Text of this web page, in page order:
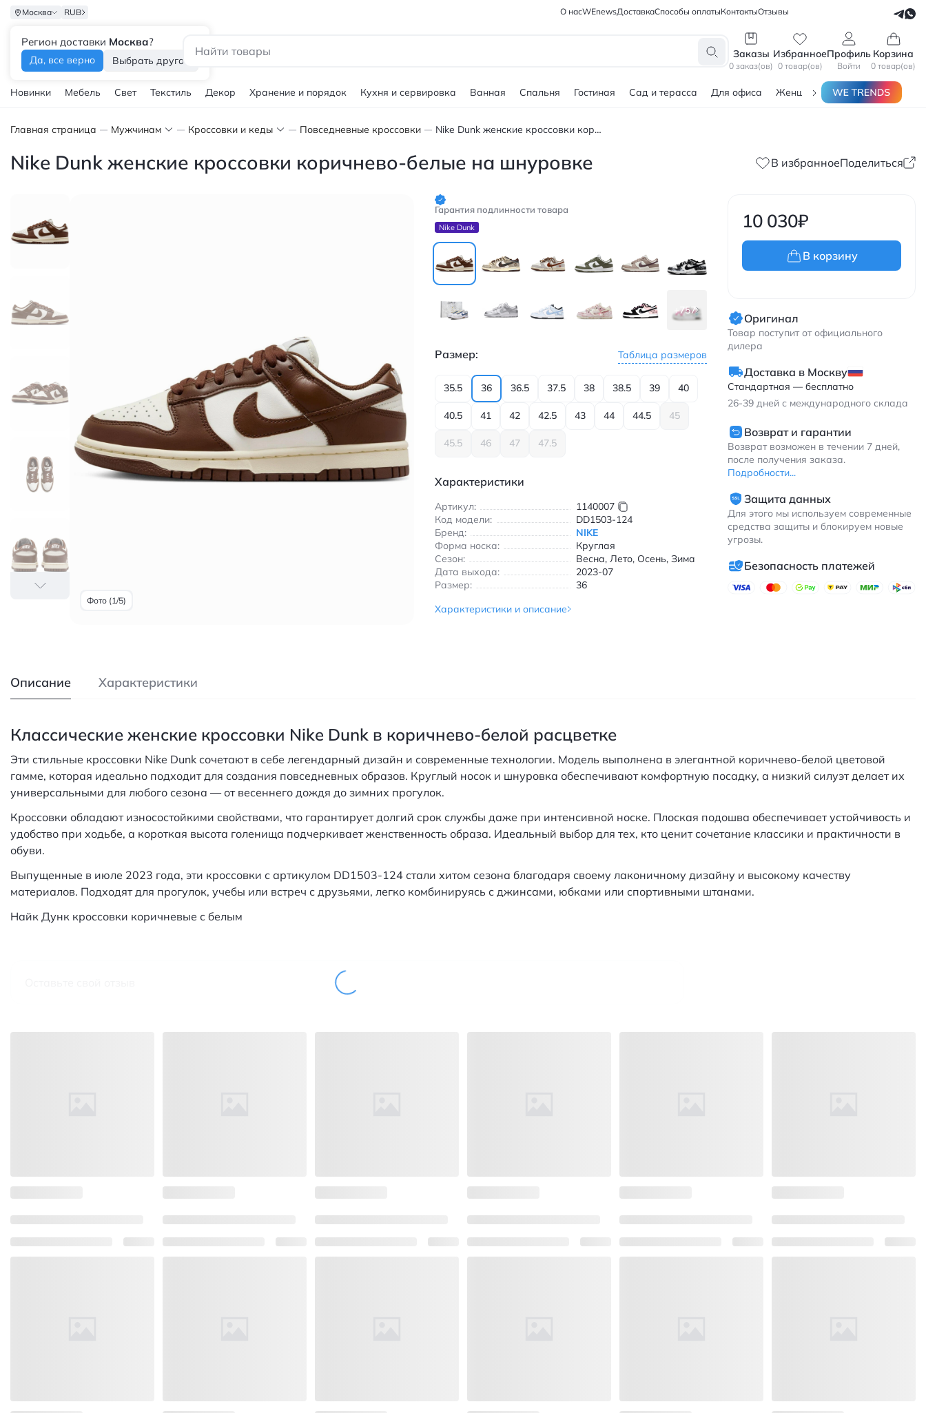
Москва
Регион доставки Москва?
Да, все верно Выбрать другой
RUB О насWEnewsДоставкаСпособы оплатыКонтактыОтзывы
Заказы
0 заказ(ов)
Избранное
0 товар(ов)
Профиль
Войти
Корзина
0 товар(ов)
Новинки Мебель Свет Текстиль Декор Хранение и порядок Кухня и сервировка Ванная Спальня Гостиная Сад и терасса Для офиса Женщинам Мужчинам
Главная страница Мужчинам Кроссовки и кеды Повседневные кроссовки Nike Dunk женские кроссовки коричнево-белые на шнуровке
Nike Dunk женские кроссовки коричнево-белые на шнуровке В избранноеПоделиться
Фото (1/5)
Гарантия подлинности товара
Nike Dunk
+757
Размер: Таблица размеров
35.5 36 36.5 37.5 38 38.5 39 40
40.5 41 42 42.5 43 44 44.5 45
45.5 46 47 47.5
Характеристики
Артикул:
1140007
Код модели:
DD1503-124
Бренд:
NIKE
Форма носка:
Круглая
Сезон:
Весна, Лето, Осень, Зима
Дата выхода:
2023-07
Размер:
36
Характеристики и описание
10 030₽
В корзину
Оригинал
Товар поступит от официального
дилера
Доставка в Москву
Стандартная — бесплатно
26-39 дней с международного склада
Возврат и гарантии
Возврат возможен в течении 7 дней,
после получения заказа.
Подробности...
Защита данных
Для этого мы используем современные
средства защиты и блокируем новые
угрозы.
Безопасность платежей
Описание Характеристики
Классические женские кроссовки Nike Dunk в коричнево-белой расцветке
Эти стильные кроссовки Nike Dunk сочетают в себе легендарный дизайн и современные технологии. Модель выполнена в элегантной коричнево-белой цветовой
гамме, которая идеально подходит для создания повседневных образов. Круглый носок и шнуровка обеспечивают комфортную посадку, а низкий силуэт делает их
универсальными для любого сезона — от весеннего дождя до зимних прогулок.
Кроссовки обладают износостойкими свойствами, что гарантирует долгий срок службы даже при интенсивной носке. Плоская подошва обеспечивает устойчивость и
удобство при ходьбе, а короткая высота голенища подчеркивает женственность образа. Идеальный выбор для тех, кто ценит сочетание классики и практичности в
обуви.
Выпущенные в июле 2023 года, эти кроссовки с артикулом DD1503-124 стали хитом сезона благодаря своему лаконичному дизайну и высокому качеству
материалов. Подходят для прогулок, учебы или встреч с друзьями, легко комбинируясь с джинсами, юбками или спортивными штанами.
Найк Дунк кроссовки коричневые с белым